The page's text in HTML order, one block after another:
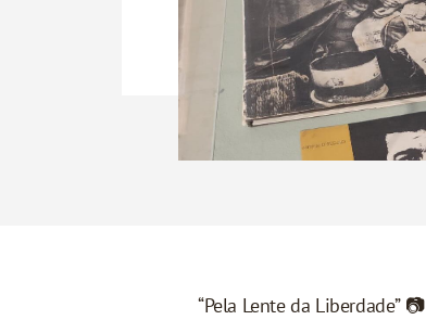
“Pela Lente da Liberdade” 📷